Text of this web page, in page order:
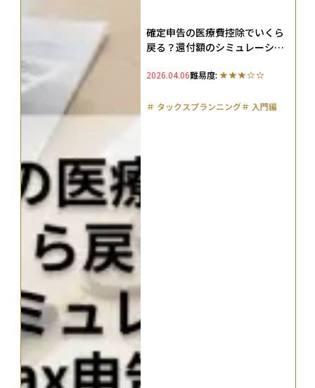
確定申告の医療費控除でいくら
戻る？還付額のシミュレーショ
まで解説
2026.04.06難易度:
＃ タックスプランニング＃ 入門編